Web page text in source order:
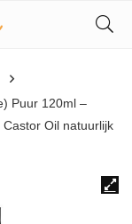
Puur 120ml –
Oil natuurlijk